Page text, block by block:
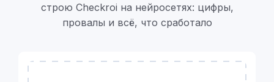
строю Checkroi на нейросетях: цифры,
провалы и всё, что сработало